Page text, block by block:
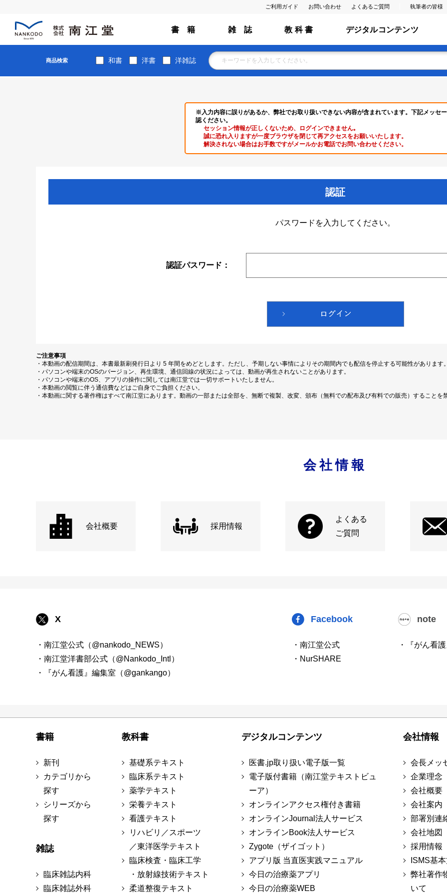
ご利用ガイド お問い合わせ よくあるご質問 執筆者の皆様
書 籍 雑 誌 教 科 書 デジタルコンテンツ
商品検索 和書 洋書 洋雑誌
※入力内容に誤りがあるか、弊社でお取り扱いできない内容が含まれています。下記メッセ
認ください。
セッション情報が正しくないため、ログインできません｡
誠に恐れ入りますが一度ブラウザを閉じて再アクセスをお願いいたします。
解決されない場合はお手数ですがメールかお電話でお問い合わせください。
認証
パスワードを入力してください。
認証パスワード：
ご注意事項
・本動画の配信期間は、本書最新刷発行日より 5 年間をめどとします。ただし、予期しない事情によりその期間内でも配信を停止する可能性があります。
・パソコンや端末のOSのバージョン、再生環境、通信回線の状況によっては、動画が再生されないことがあります。
・パソコンや端末のOS、アプリの操作に関しては南江堂では一切サポートいたしません。
・本動画の閲覧に伴う通信費などはご自身でご負担ください。
・本動画に関する著作権はすべて南江堂にあります。動画の一部または全部を、無断で複製、改変、頒布（無料での配布及び有料での販売）することを
会社情報
会社概要 採用情報
よくある
ご質問
X
・南江堂公式（@nankodo_NEWS）
・南江堂洋書部公式（@Nankodo_Intl）
・『がん看護』編集室（@gankango）
Facebook
・南江堂公式
・NurSHARE
note
・『がん看
書籍
新刊
カテゴリから
探す
シリーズから
探す
雑誌
臨床雑誌内科
臨床雑誌外科
教科書
基礎系テキスト
臨床系テキスト
薬学テキスト
栄養テキスト
看護テキスト
リハビリ／スポーツ
／東洋医学テキスト
臨床検査・臨床工学
・放射線技術テキスト
柔道整復テキスト
デジタルコンテンツ
医書.jp取り扱い電子版一覧
電子版付書籍（南江堂テキストビュ
ーア）
オンラインアクセス権付き書籍
オンラインJournal法人サービス
オンラインBook法人サービス
Zygote（ザイゴット）
アプリ版 当直医実践マニュアル
今日の治療薬アプリ
今日の治療薬WEB
会社情報
会長メッ
企業理念
会社概要
会社案内
部署別連
会社地図
採用情報
ISMS基
弊社著作
いて